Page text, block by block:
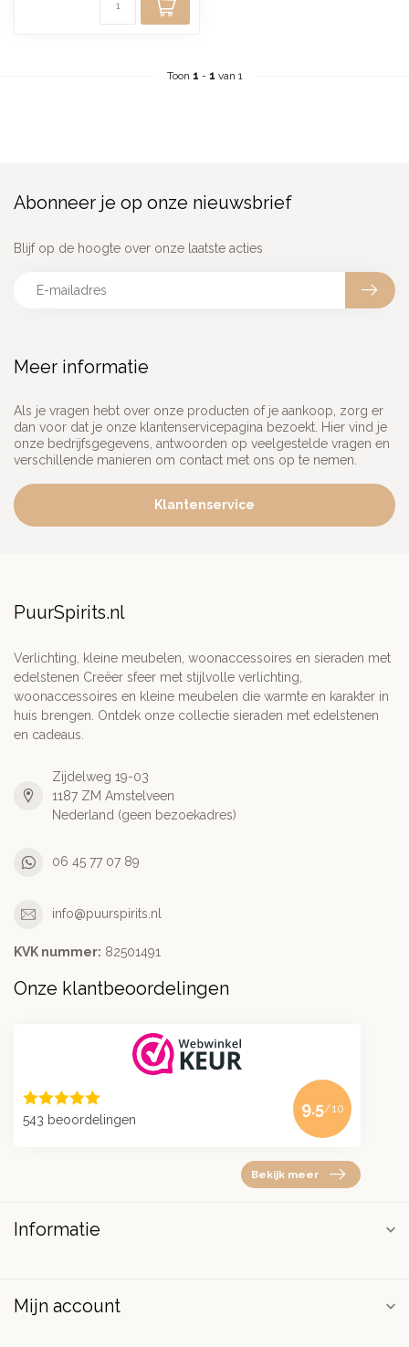
Toon 1 - 1 van 1
Meer informatie
Als je vragen hebt over onze producten of je aankoop, zorg er
dan voor dat je onze klantenservicepagina bezoekt. Hier vind je
onze bedrijfsgegevens, antwoorden op veelgestelde vragen en
verschillende manieren om contact met ons op te nemen.
Klantenservice
Abonneer je op onze nieuwsbrief
Blijf op de hoogte over onze laatste acties
PuurSpirits.nl
Verlichting, kleine meubelen, woonaccessoires en sieraden met
edelstenen Creëer sfeer met stijlvolle verlichting,
woonaccessoires en kleine meubelen die warmte en karakter in
huis brengen. Ontdek onze collectie sieraden met edelstenen
en cadeaus.
Zijdelweg 19-03
1187 ZM Amstelveen
Nederland (geen bezoekadres)
06 45 77 07 89
info@puurspirits.nl
KVK nummer: 82501491
Onze klantbeoordelingen
543 beoordelingen
9.5/10
Bekijk meer
Informatie
Mijn account